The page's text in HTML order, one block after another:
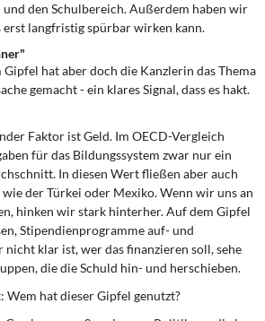
den Schulbereich. Außerdem haben wir
erst langfristig spürbar wirken kann.
Gipfel hat aber doch die Kanzlerin das Thema
gemacht - ein klares Signal, dass es hakt.
Faktor ist Geld. Im OECD-Vergleich
für das Bildungssystem zwar nur ein
In diesen Wert fließen aber auch
der Türkei oder Mexiko. Wenn wir uns an
hinken wir stark hinterher. Auf dem Gipfel
Stipendienprogramme auf- und
nicht klar ist, wer das finanzieren soll, sehe
die die Schuld hin- und herschieben.
Wem hat dieser Gipfel genutzt?